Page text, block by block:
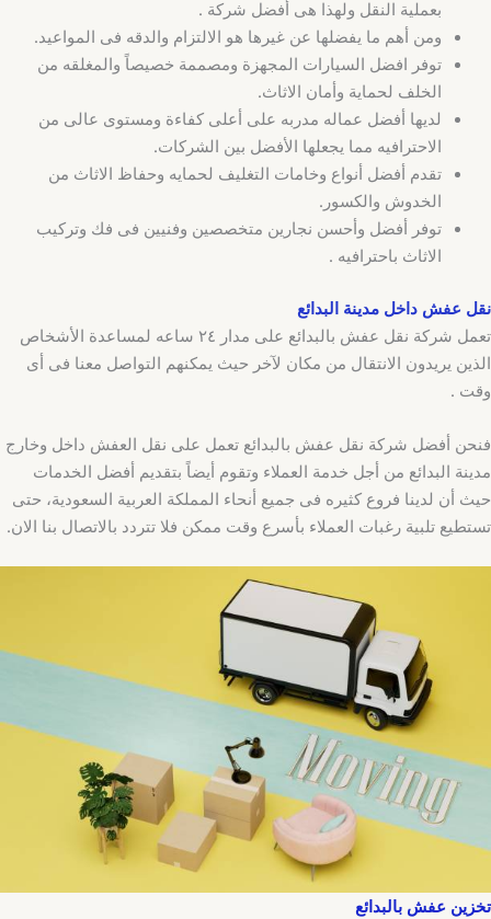
بعملية النقل ولهذا هى أفضل شركة .
ومن أهم ما يفضلها عن غيرها هو الالتزام والدقه فى المواعيد.
توفر افضل السيارات المجهزة ومصممة خصيصاً والمغلقه من
الخلف لحماية وأمان الاثاث.
لديها أفضل عماله مدربه على أعلى كفاءة ومستوى عالى من
الاحترافيه مما يجعلها الأفضل بين الشركات.
تقدم أفضل أنواع وخامات التغليف لحمايه وحفاظ الاثاث من
الخدوش والكسور.
توفر أفضل وأحسن نجارين متخصصين وفنيين فى فك وتركيب
الاثاث باحترافيه .
نقل عفش داخل مدينة البدائع
تعمل شركة نقل عفش بالبدائع على مدار ٢٤ ساعه لمساعدة الأشخاص
الذين يريدون الانتقال من مكان لآخر حيث يمكنهم التواصل معنا فى أى
وقت .
فنحن أفضل شركة نقل عفش بالبدائع تعمل على نقل العفش داخل وخارج
مدينة البدائع من أجل خدمة العملاء وتقوم أيضاً بتقديم أفضل الخدمات
حيث أن لدينا فروع كثيره فى جميع أنحاء المملكة العربية السعودية، حتى
تستطيع تلبية رغبات العملاء بأسرع وقت ممكن فلا تتردد بالاتصال بنا الان.
تخزين عفش بالبدائع